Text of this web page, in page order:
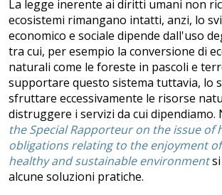
La legge inerente ai diritti umani non
ecosistemi rimangano intatti, anzi, lo
economico e sociale dipende dall'uso
tra cui, per esempio la conversione di
naturali come le foreste in pascoli e
supportare questo sistema tuttavia, lo
sfruttare eccessivamente le risorse
distruggere i servizi da cui dipendiamo.
the Special Rapporteur on the issue of
obligations relating to the enjoyment of
healthy and sustainable environmentsi
alcune soluzioni pratiche.